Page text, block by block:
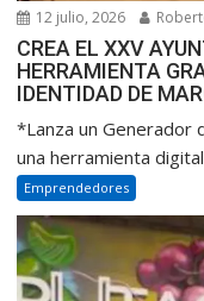
12 julio, 2026
CREA EL XXV
HERRAMIENTA
IDENTIDAD DE
*Lanza un Generador
una herramienta
Emprendedores